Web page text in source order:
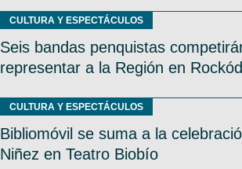
CULTURA Y ESPECTÁCULOS
Seis bandas penquistas
representar a la Región en
CULTURA Y ESPECTÁCULOS
Bibliomóvil se suma a la
Niñez en Teatro Biobío